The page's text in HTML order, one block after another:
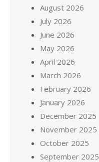
August 2026
July 2026
June 2026
May 2026
April 2026
March 2026
February 2026
January 2026
December 2025
November 2025
October 2025
September 2025